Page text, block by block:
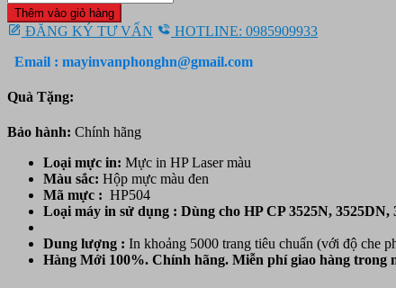
6.950.000 ₫.
6.420.000 ₫.
in
Laser
màu
HP
Yellow
(CE252A)
Màu
Dùng
CP3525N,
3525DN,
3525x
Thêm vào giỏ hàng
ĐĂNG KÝ TƯ VẤN
HOTLINE: 0985909933
Email : mayinvanphonghn@gmail.com
Quà Tặng:
Bảo hành: Chính hãng
Loại mực in: Mực in HP Laser màu
Màu sắc: Hộp mực màu đen
Mã mực : HP504
Loại máy in sử dụng : Dùng cho HP CP 3525N, 3525DN,
Dung lượng : In khoảng 5000 trang tiêu chuẩn (với độ che
Hàng Mới 100%. Chính hãng. Miễn phí giao hàng trong